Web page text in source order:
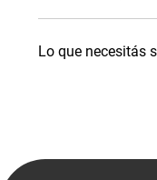
Lo que necesitás